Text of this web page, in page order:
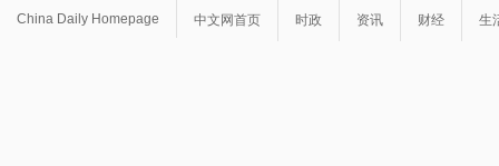
China Daily Homepage 中文网首页 时政 资讯 财经 生